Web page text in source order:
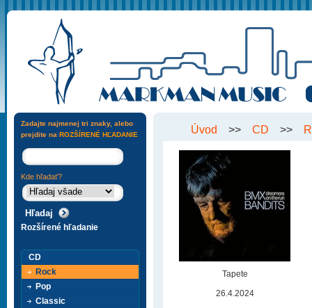
Úvod >> CD >>
Tapete
26.4.2024
Zadajte najmenej tri znaky, alebo
prejdite na ROZŠÍRENÉ HĽADANIE
Kde hľadať?
Rozšírené hľadanie
CD
Rock
Pop
Classic